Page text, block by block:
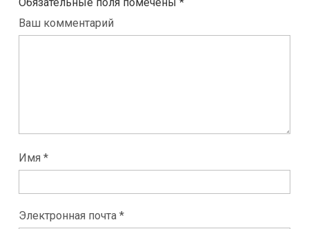
Ваш комментарий
Имя *
Электронная почта *